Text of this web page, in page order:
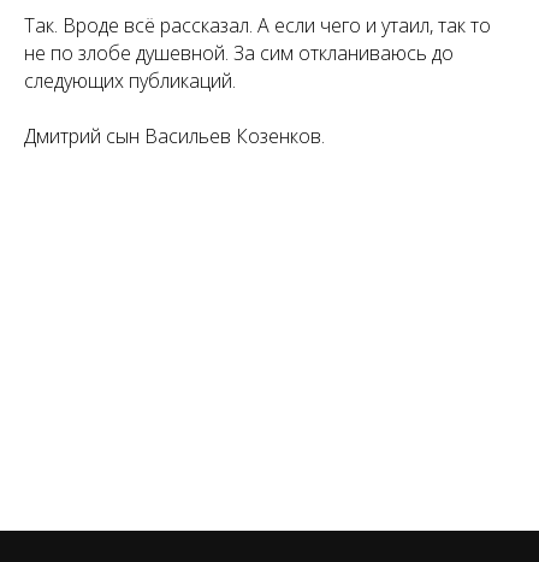
Так. Вроде всё рассказал. А если чего и утаил, так то
не по злобе душевной. За сим откланиваюсь до
следующих публикаций.
Дмитрий сын Васильев Козенков.